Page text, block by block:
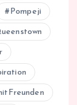
Pompeji